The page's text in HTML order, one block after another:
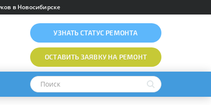
в Новосибирске
УЗНАТЬ СТАТУС РЕМОНТА
ОСТАВИТЬ ЗАЯВКУНА РЕМОНТ